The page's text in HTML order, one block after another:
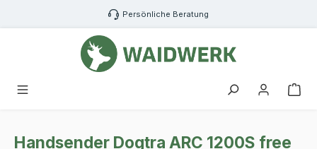
Zum Hauptinhalt springen Persönliche Beratung
Handsender Dogtra ARC 1200S free